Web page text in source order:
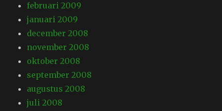
februari 2009
januari 2009
december 2008
november 2008
oktober 2008
september 2008
augustus 2008
juli 2008